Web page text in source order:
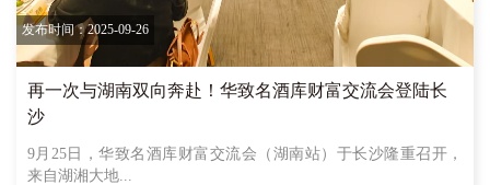
发布时间：2025-09-26
再一次与湖南双向奔赴！华致名酒库财富交流会登陆长
沙
9月25日，华致名酒库财富交流会（湖南站）于长沙隆重召开，
来自湖湘大地...